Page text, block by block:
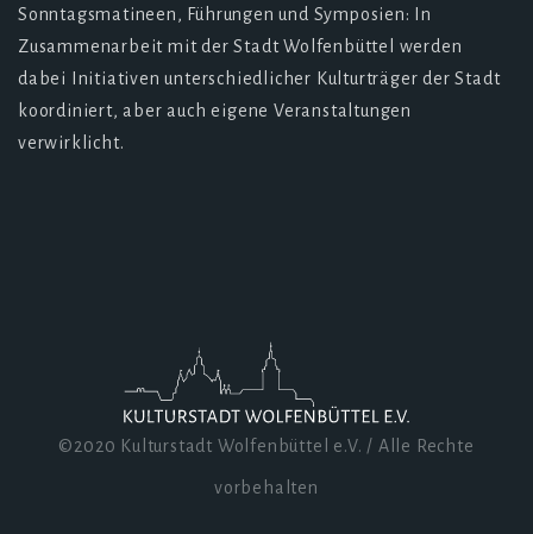
Sonntagsmatineen, Führungen und Symposien: In
Zusammenarbeit mit der Stadt Wolfenbüttel werden
dabei Initiativen unterschiedlicher Kulturträger der Stadt
koordiniert, aber auch eigene Veranstaltungen
verwirklicht.
©2020 Kulturstadt Wolfenbüttel e.V. / Alle Rechte
vorbehalten